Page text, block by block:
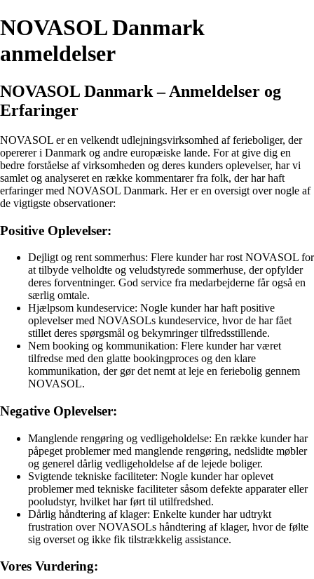
NOVASOL Danmark
anmeldelser
NOVASOL Danmark – Anmeldelser og
Erfaringer
NOVASOL er en velkendt udlejningsvirksomhed af ferieboliger, der
opererer i Danmark og andre europæiske lande. For at give dig en
bedre forståelse af virksomheden og deres kunders oplevelser, har vi
samlet og analyseret en række kommentarer fra folk, der har haft
erfaringer med NOVASOL Danmark. Her er en oversigt over nogle af
de vigtigste observationer:
Positive Oplevelser:
Dejligt og rent sommerhus: Flere kunder har rost NOVASOL for
at tilbyde velholdte og veludstyrede sommerhuse, der opfylder
deres forventninger. God service fra medarbejderne får også en
særlig omtale.
Hjælpsom kundeservice: Nogle kunder har haft positive
oplevelser med NOVASOLs kundeservice, hvor de har fået
stillet deres spørgsmål og bekymringer tilfredsstillende.
Nem booking og kommunikation: Flere kunder har været
tilfredse med den glatte bookingproces og den klare
kommunikation, der gør det nemt at leje en feriebolig gennem
NOVASOL.
Negative Oplevelser:
Manglende rengøring og vedligeholdelse: En række kunder har
påpeget problemer med manglende rengøring, nedslidte møbler
og generel dårlig vedligeholdelse af de lejede boliger.
Svigtende tekniske faciliteter: Nogle kunder har oplevet
problemer med tekniske faciliteter såsom defekte apparater eller
pooludstyr, hvilket har ført til utilfredshed.
Dårlig håndtering af klager: Enkelte kunder har udtrykt
frustration over NOVASOLs håndtering af klager, hvor de følte
sig overset og ikke fik tilstrækkelig assistance.
Vores Vurdering: